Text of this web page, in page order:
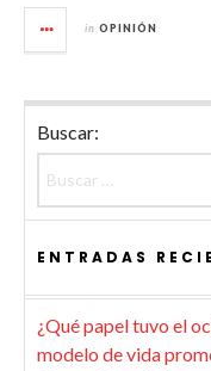
in OPINIÓN
Buscar:
ENTRADAS
¿Qué papel tuvo el
modelo de vida